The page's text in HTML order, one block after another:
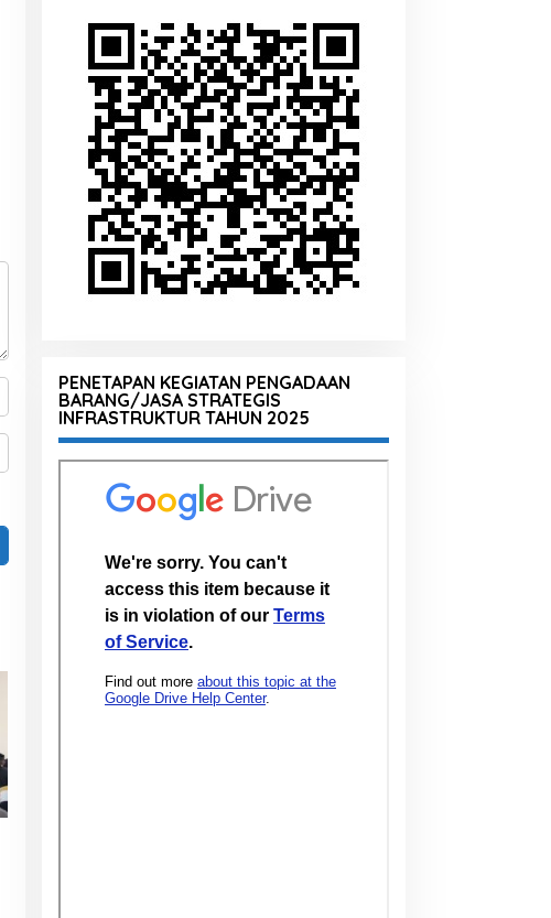
PENETAPAN KEGIATAN PENGADAAN
BARANG/JASA STRATEGIS
INFRASTRUKTUR TAHUN 2025